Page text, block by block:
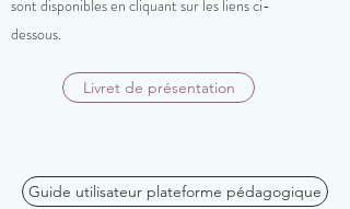
sont disponibles en cliquant sur les liens ci-
dessous.
Livret de présentation
Guide utilisateur plateforme pédagogique